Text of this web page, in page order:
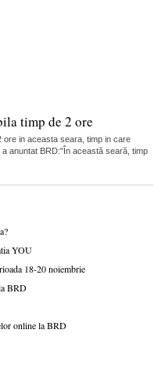
timp de 2 ore
ore in aceasta seara, timp in care
anuntat BRD:"În această seară, timp
YOU
18-20 noiembrie
BRD
online la BRD